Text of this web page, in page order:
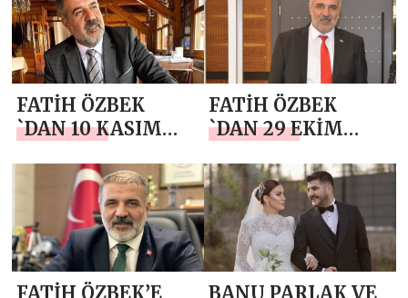
FATİH ÖZBEK
`DAN 10 KASIM
GÜNÜ MESAJI
FATİH ÖZBEK
`DAN 29 EKİM
BAYRAMI MESAJI
FATİH ÖZBEK’E
BANU PARLAK VE